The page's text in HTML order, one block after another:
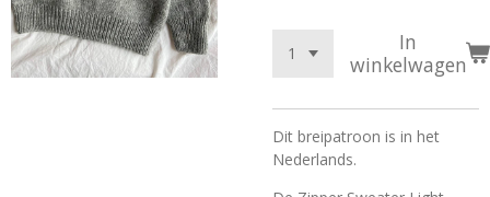
In
winkelwagen
Dit breipatroon is in het
Nederlands.